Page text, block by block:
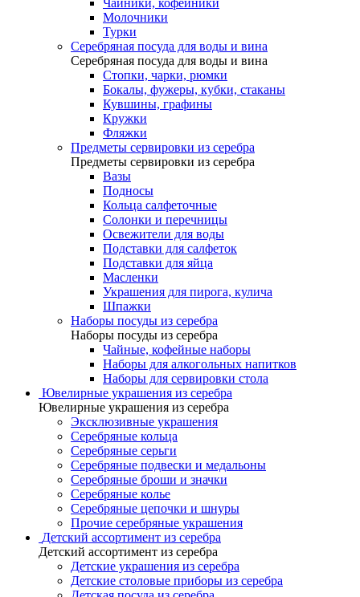
Чайники, кофейники
Молочники
Турки
Серебряная посуда для воды и вина
Серебряная посуда для воды и вина
Стопки, чарки, рюмки
Бокалы, фужеры, кубки, стаканы
Кувшины, графины
Кружки
Фляжки
Предметы сервировки из серебра
Предметы сервировки из серебра
Вазы
Подносы
Кольца салфеточные
Солонки и перечницы
Освежители для воды
Подставки для салфеток
Подставки для яйца
Масленки
Украшения для пирога, кулича
Шпажки
Наборы посуды из серебра
Наборы посуды из серебра
Чайные, кофейные наборы
Наборы для алкогольных напитков
Наборы для сервировки стола
Ювелирные украшения из серебра
Ювелирные украшения из серебра
Эксклюзивные украшения
Серебряные кольца
Серебряные серьги
Серебряные подвески и медальоны
Серебряные броши и значки
Серебряные колье
Серебряные цепочки и шнуры
Прочие серебряные украшения
Детский ассортимент из серебра
Детский ассортимент из серебра
Детские украшения из серебра
Детские столовые приборы из серебра